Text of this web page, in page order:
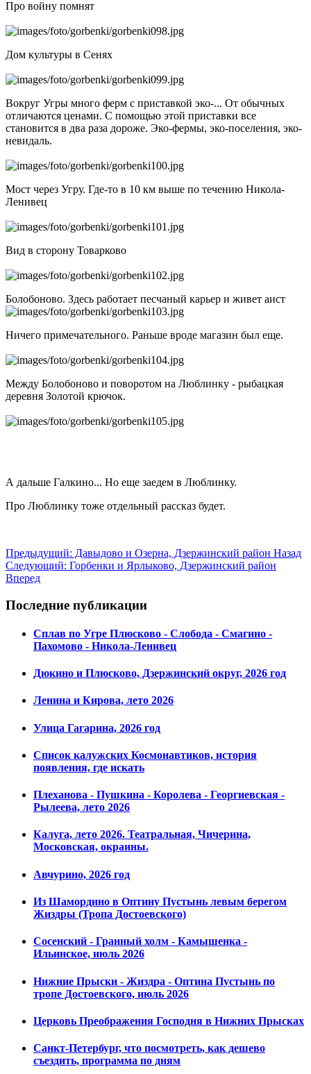
Про войну помнят
Дом культуры в Сенях
Вокруг Угры много ферм с приставкой эко-... От обычных
отличаются ценами. С помощью этой приставки все
становится в два раза дороже. Эко-фермы, эко-поселения, эко-
невидаль.
Мост через Угру. Где-то в 10 км выше по течению Никола-
Ленивец
Вид в сторону Товарково
Болобоново. Здесь работает песчаный карьер и живет аист
Ничего примечательного. Раньше вроде магазин был еще.
Между Болобоново и поворотом на Люблинку - рыбацкая
деревня Золотой крючок.
А дальше Галкино... Но еще заедем в Люблинку.
Про Люблинку тоже отдельный рассказ будет.
Предыдущий: Давыдово и Озерна, Дзержинский район Назад
Следующий: Горбенки и Ярлыково, Дзержинский район
Вперед
Последние публикации
Сплав по Угре Плюсково - Слобода - Смагино -
Пахомово - Никола-Ленивец
Дюкино и Плюсково, Дзержинский округ, 2026 год
Ленина и Кирова, лето 2026
Улица Гагарина, 2026 год
Список калужских Космонавтиков, история
появления, где искать
Плеханова - Пушкина - Королева - Георгиевская -
Рылеева, лето 2026
Калуга, лето 2026. Театральная, Чичерина,
Московская, окраины.
Авчурино, 2026 год
Из Шамордино в Оптину Пустынь левым берегом
Жиздры (Тропа Достоевского)
Сосенский - Гранный холм - Камышенка -
Ильинское, июль 2026
Нижние Прыски - Жиздра - Оптина Пустынь по
тропе Достоевского, июль 2026
Церковь Преображения Господня в Нижних Прысках
Санкт-Петербург, что посмотреть, как дешево
съездить, программа по дням